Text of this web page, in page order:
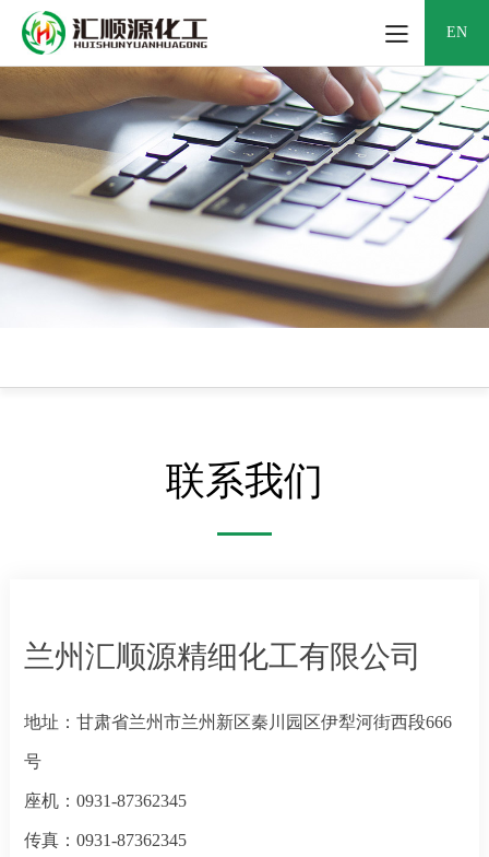
EN
联系我们
兰州汇顺源精细化工有限公司
地址：甘肃省兰州市兰州新区秦川园区伊犁河街西段666
号
座机：0931-87362345
传真：0931-87362345